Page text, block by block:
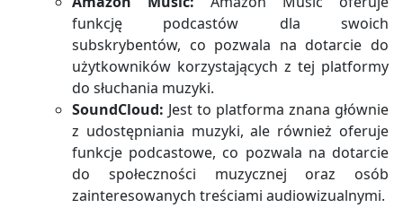
funkcję podcastów dla swoich
subskrybentów, co pozwala na dotarcie do
użytkowników korzystających z tej platformy
do słuchania muzyki.
SoundCloud: Jest to platforma znana głównie
z udostępniania muzyki, ale również oferuje
funkcje podcastowe, co pozwala na dotarcie
do społeczności muzycznej oraz osób
zainteresowanych treściami audiowizualnymi.